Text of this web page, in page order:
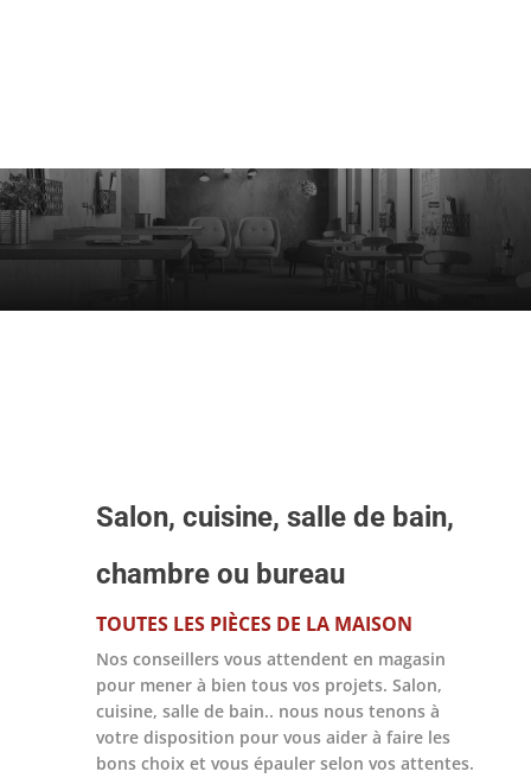
Salon, cuisine, salle de bain,
chambre ou bureau
TOUTES LES PIÈCES DE LA MAISON
Nos conseillers vous attendent en magasin
pour mener à bien tous vos projets. Salon,
cuisine, salle de bain.. nous nous tenons à
votre disposition pour vous aider à faire les
bons choix et vous épauler selon vos attentes.